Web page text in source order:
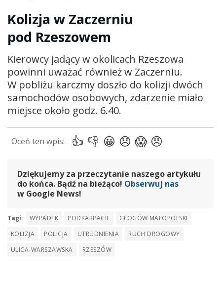
Kolizja w Zaczerniu
pod Rzeszowem
Kierowcy jadący w okolicach Rzeszowa
powinni uważać również w Zaczerniu.
W pobliżu karczmy doszło do kolizji dwóch
samochodów osobowych, zdarzenie miało
miejsce około godz. 6.40.
Dziękujemy za przeczytanie naszego artykułu
do końca. Bądź na bieżąco! Obserwuj nas
w Google News!
Tagi: WYPADEK PODKARPACIE
GŁOGÓW MAŁOPOLSKI
KOLIZJA
POLICJA UTRUDNIENIA
RUCH DROGOWY
ULICA-WARSZAWSKA
RZESZÓW